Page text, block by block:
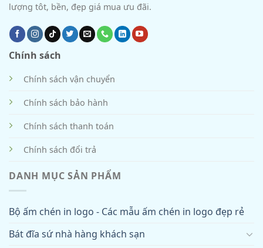
lượng tôt, bền, đẹp giá mua ưu đãi.
Chính sách
Chính sách vận chuyển
Chính sách bảo hành
Chính sách thanh toán
Chính sách đổi trả
DANH MỤC SẢN PHẨM
Bộ ấm chén in logo - Các mẫu ấm chén in logo đẹp rẻ
Bát đĩa sứ nhà hàng khách sạn